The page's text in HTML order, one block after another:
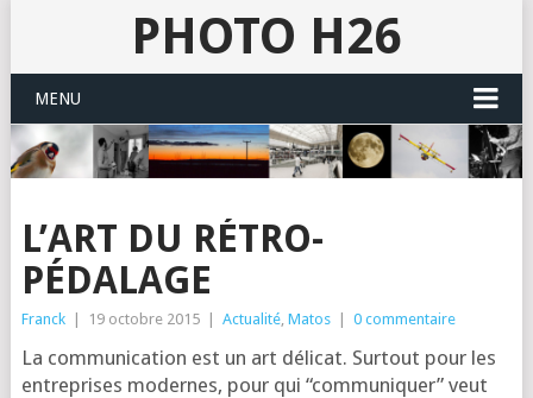
PHOTO H26
MENU
L’ART DU RÉTRO-
PÉDALAGE
Franck 19 octobre 2015 Actualité, Matos 0 commentaire
La com­mu­ni­ca­tion est un art déli­cat. Sur­tout pour les
entre­prises modernes, pour qui “com­mu­ni­quer” veut